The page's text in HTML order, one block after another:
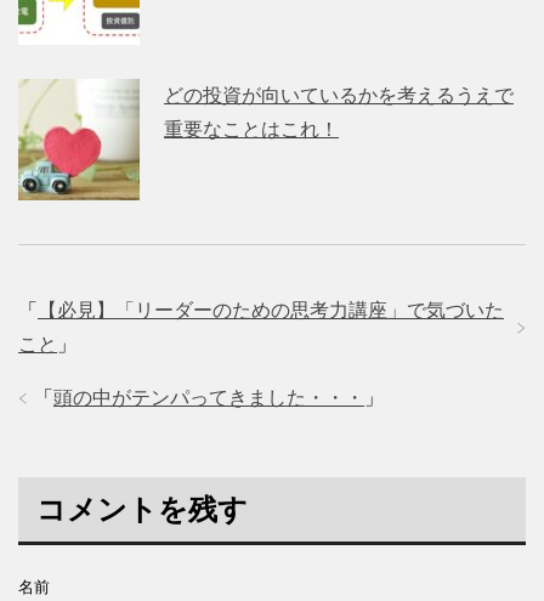
どの投資が向いているかを考えるうえで
重要なことはこれ！
「
【必見】「リーダーのための思考力講座」で気づいた
こと 」
「 頭の中がテンパってきました・・・ 」
コメントを残す
名前